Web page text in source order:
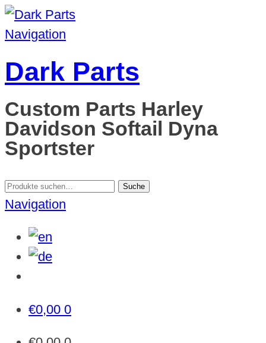
Navigation
Dark Parts
Custom Parts Harley
Davidson Softail Dyna
Sportster
Suche
nach:
Suche
Navigation
€0,00 0